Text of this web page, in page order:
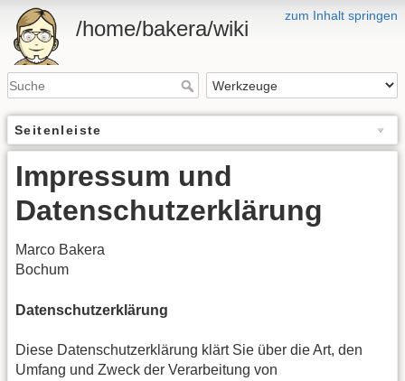
zum Inhalt springen
/home/bakera/wiki
Seitenleiste
Impressum und
Datenschutzerklärung
Marco Bakera
Bochum
Datenschutzerklärung
Diese Datenschutzerklärung klärt Sie über die Art, den
Umfang und Zweck der Verarbeitung von